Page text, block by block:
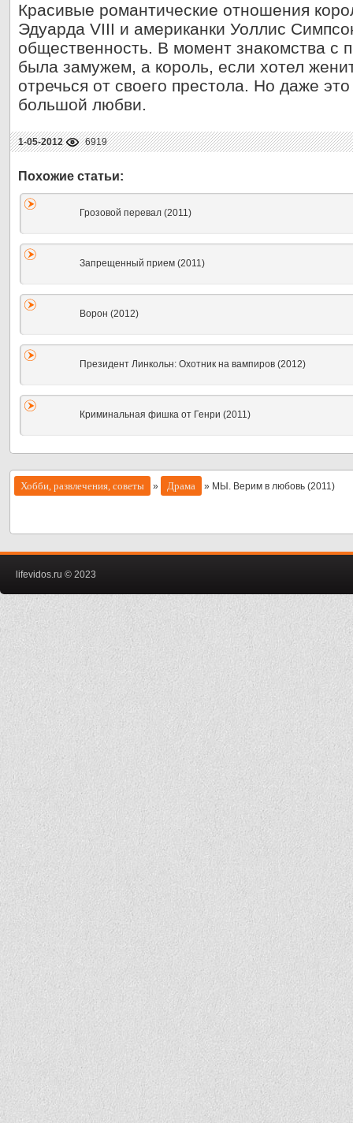
Красивые романтические отношения
Эдуарда VIII и американки Уоллис
общественность. В момент знакомства
была замужем, а король, если хотел
отречься от своего престола. Но даже
большой любви.
1-05-2012 6919
Грозовой перевал (2011)
Запрещенный прием (2011)
Ворон (2012)
Президент Линкольн: Охотник на вампиров (2012)
Криминальная фишка от Генри (2011)
Хобби, развлечения, советы » Драма » МЫ. Верим в любовь (2011)
lifevidos.ru © 2023